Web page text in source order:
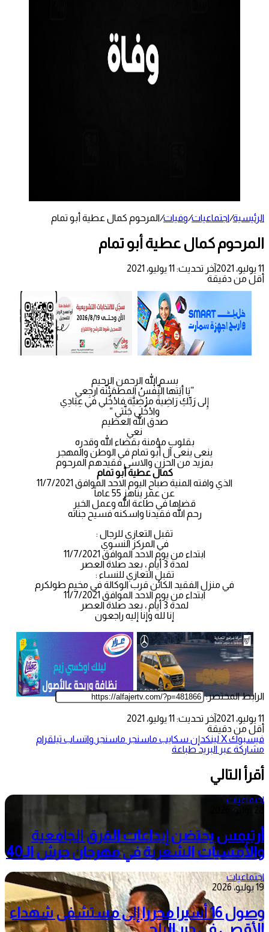
الرئيسية/اجتماعيات/وفيات/المرحوم كمال عطية أبو تمام
المرحوم كمال عطية أبو تمام
11 يوليو، 2021
آخر تحديث: 11 يوليو، 2021
أقل من دقيقة
بسم الله الرحمن الرحيم
”يَا أيَتها النّفْسُ المطمَئِنّة ارجِعي
إِلى رَبِّكِ رَاضِيةً مرْضِيَّة فادْخُلي في عِبَادِي
وادْخُلِي جَنَّتي “
صدق الله العظيم
نعي
بقلوب مؤمنة بقضاء الله وقدره
ينعى ينعى آل أبو تمام في الوطن والمهجر
بمزيد من الحزن والاسى فقيدهم المرحوم
كمال عطية أبو تمام
الذي وافته المنية صباح اليوم الاحد الموافق 11/7/2021
عن عمر يناهز 55 عاماً
قضاها في طاعة الله وعمل الخير
رحم الله فقيدنا واسكنه فسيح جناته
تقبل التعازي للرجال :
في المركز النسوي
ابتداء من يوم الاحد الموافق 11/7/2021
لمدة 3 أيام ، بعد صلاة العصر
تقبل التعازي للنساء :
في منزل الفقيد الكائن قرب الوكالة في مخيم طولكرم
ابتداء من يوم الاحد الموافق 11/7/2021
لمدة 3 أيام ، بعد صلاة العصر
إنا لله وإنا إليه راجعون
الرابط المختصر:
11 يوليو، 2021
آخر تحديث: 11 يوليو، 2021
أقل من دقيقة
فيسبوك‫Xلينكدإن سكايب ماسنجر ماسنجر واتساب تيلقرام
مشاركة عبر البريد طباعة
أقرأ التالي
اجتماعيات
أرتيمس يحتضن إبداعات الفرق الجامعية
والأمسيات الشعرية في مهرجان جرش الـ40
اجتماعيات
19 يوليو، 2026
وصول 16 أسيرا محررا إلى مستشفى شهداء
الأقصى في دير البلح